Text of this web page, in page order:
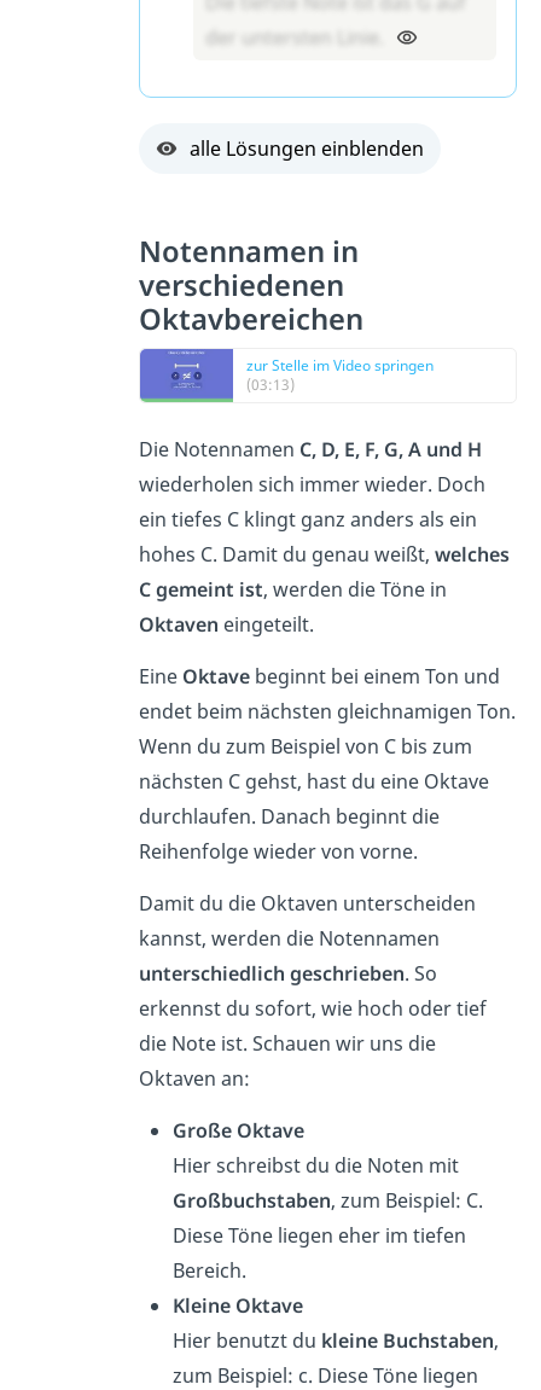
der untersten Linie.
alle Lösungen einblenden
Notennamen in
verschiedenen
Oktavbereichen
zur Stelle im Video springen
(03:13)
Die Notennamen C, D, E, F, G, A und H
wiederholen sich immer wieder. Doch
ein tiefes C klingt ganz anders als ein
hohes C. Damit du genau weißt, welches
C gemeint ist, werden die Töne in
Oktaven eingeteilt.
Eine Oktave beginnt bei einem Ton und
endet beim nächsten gleichnamigen Ton.
Wenn du zum Beispiel von C bis zum
nächsten C gehst, hast du eine Oktave
durchlaufen. Danach beginnt die
Reihenfolge wieder von vorne.
Damit du die Oktaven unterscheiden
kannst, werden die Notennamen
unterschiedlich geschrieben. So
erkennst du sofort, wie hoch oder tief
die Note ist. Schauen wir uns die
Oktaven an:
Große Oktave
Hier schreibst du die Noten mit
Großbuchstaben, zum Beispiel: C.
Diese Töne liegen eher im tiefen
Bereich.
Kleine Oktave
Hier benutzt du kleine Buchstaben,
zum Beispiel: c. Diese Töne liegen